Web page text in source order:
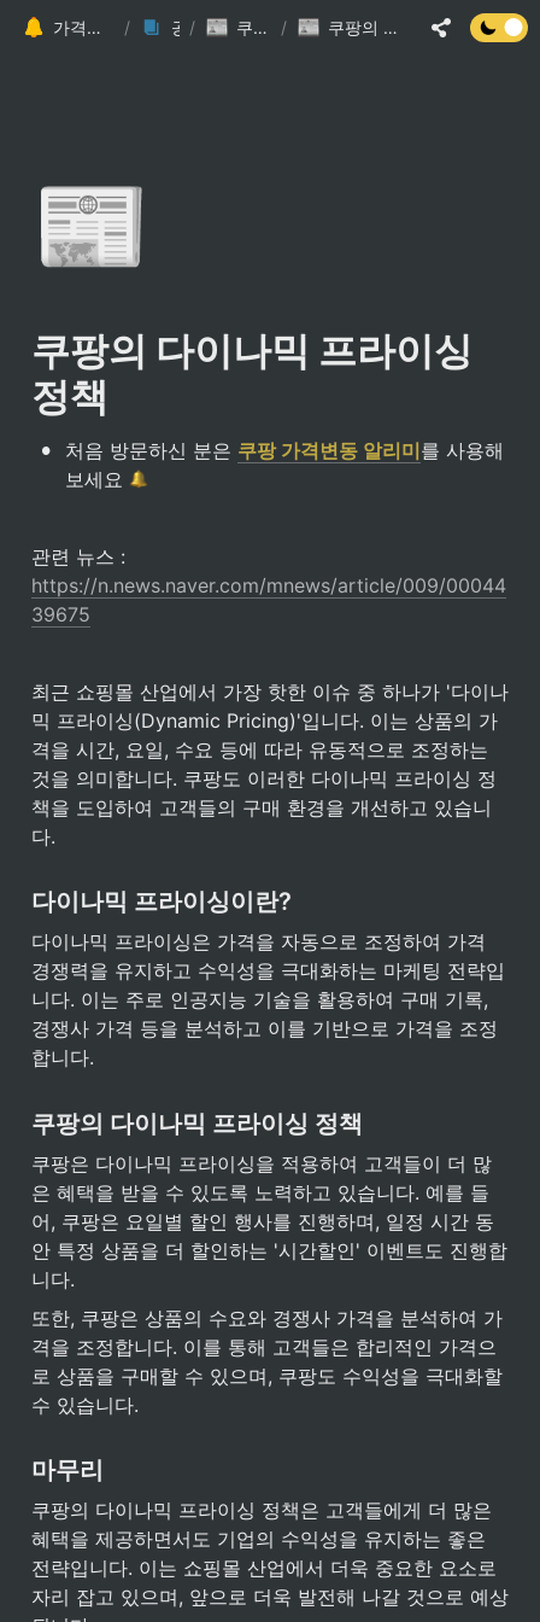
가격변동 알리미 가이드 (가격 추적) / 공지사항/ 쿠팡 관련 게시글 / 쿠팡의 다이나믹 프라이싱 정책
📰
쿠팡의 다이나믹 프라이싱
정책
• 처음 방문하신 분은 쿠팡 가격변동 알리미를 사용해
보세요
https://n.news.naver.com/mnews/article/009/00044
39675
최근 쇼핑몰 산업에서 가장 핫한 이슈 중 하나가 '다이나
믹 프라이싱(Dynamic Pricing)'입니다. 이는 상품의 가
격을 시간, 요일, 수요 등에 따라 유동적으로 조정하는
것을 의미합니다. 쿠팡도 이러한 다이나믹 프라이싱 정
책을 도입하여 고객들의 구매 환경을 개선하고 있습니
다.
다이나믹 프라이싱이란?
다이나믹 프라이싱은 가격을 자동으로 조정하여 가격
경쟁력을 유지하고 수익성을 극대화하는 마케팅 전략입
니다. 이는 주로 인공지능 기술을 활용하여 구매 기록,
경쟁사 가격 등을 분석하고 이를 기반으로 가격을 조정
합니다.
쿠팡의 다이나믹 프라이싱 정책
쿠팡은 다이나믹 프라이싱을 적용하여 고객들이 더 많
은 혜택을 받을 수 있도록 노력하고 있습니다. 예를 들
어, 쿠팡은 요일별 할인 행사를 진행하며, 일정 시간 동
안 특정 상품을 더 할인하는 '시간할인' 이벤트도 진행합
니다.
또한, 쿠팡은 상품의 수요와 경쟁사 가격을 분석하여 가
격을 조정합니다. 이를 통해 고객들은 합리적인 가격으
로 상품을 구매할 수 있으며, 쿠팡도 수익성을 극대화할
수 있습니다.
마무리
쿠팡의 다이나믹 프라이싱 정책은 고객들에게 더 많은
혜택을 제공하면서도 기업의 수익성을 유지하는 좋은
전략입니다. 이는 쇼핑몰 산업에서 더욱 중요한 요소로
자리 잡고 있으며, 앞으로 더욱 발전해 나갈 것으로 예상